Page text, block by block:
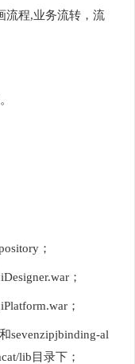
流程,业务流转，流
；
；
；
sevenzipjbinding-al
lib目录下；